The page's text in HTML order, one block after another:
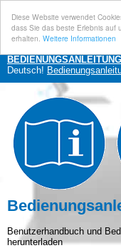
Diese Website verwendet
dass Sie das beste Erlebnis auf
erhalten. Weitere Informationen
Deutsch!
Benutzerhandbuch und
herunterladen